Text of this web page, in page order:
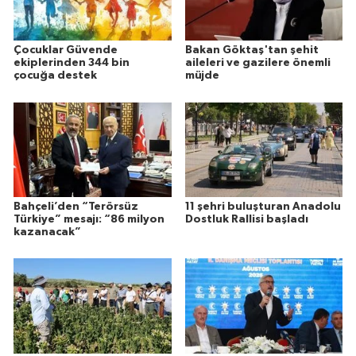
Çocuklar Güvende
ekiplerinden 344 bin
çocuğa destek
Bakan Göktaş'tan şehit
aileleri ve gazilere önemli
müjde
Bahçeli’den “Terörsüz
Türkiye” mesajı: “86 milyon
kazanacak”
11 şehri buluşturan Anadolu
Dostluk Rallisi başladı